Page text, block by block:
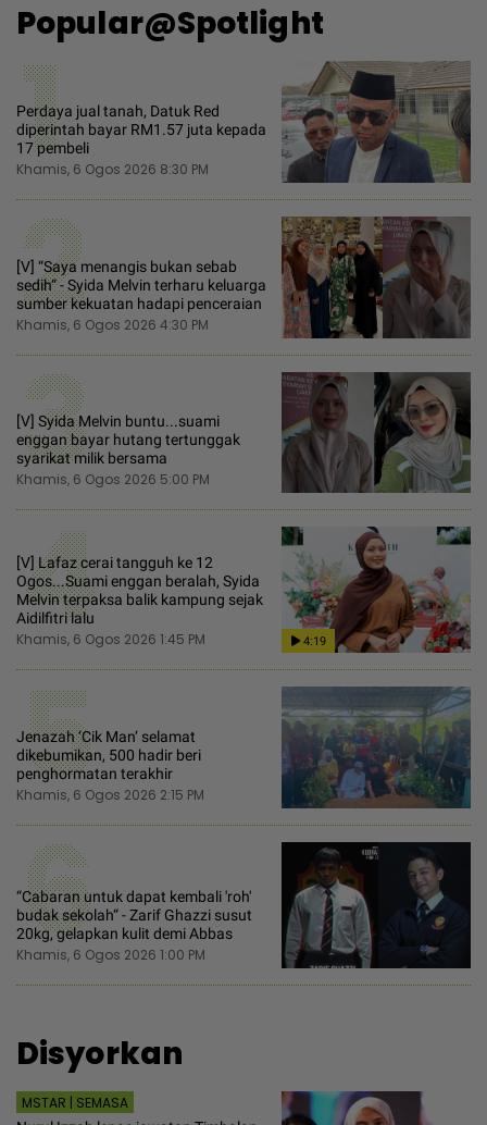
Popular@Spotlight
1
Perdaya jual tanah, Datuk Red
diperintah bayar RM1.57 juta kepada
17 pembeli
Khamis, 6 Ogos 2026 8:30 PM
2
[V] “Saya menangis bukan sebab
sedih“ - Syida Melvin terharu keluarga
sumber kekuatan hadapi penceraian
Khamis, 6 Ogos 2026 4:30 PM
3
[V] Syida Melvin buntu...suami
enggan bayar hutang tertunggak
syarikat milik bersama
Khamis, 6 Ogos 2026 5:00 PM
4
[V] Lafaz cerai tangguh ke 12
Ogos...Suami enggan beralah, Syida
Melvin terpaksa balik kampung sejak
Aidilfitri lalu
Khamis, 6 Ogos 2026 1:45 PM 4:19
5
Jenazah ‘Cik Man‘ selamat
dikebumikan, 500 hadir beri
penghormatan terakhir
Khamis, 6 Ogos 2026 2:15 PM
6
“Cabaran untuk dapat kembali 'roh'
budak sekolah“ - Zarif Ghazzi susut
20kg, gelapkan kulit demi Abbas
Khamis, 6 Ogos 2026 1:00 PM
Disyorkan
MSTAR | SEMASA